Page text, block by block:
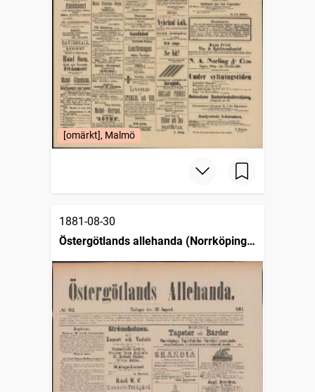
[omärkt], Malmö
1881-08-30
Östergötlands allehanda (Norrköping :